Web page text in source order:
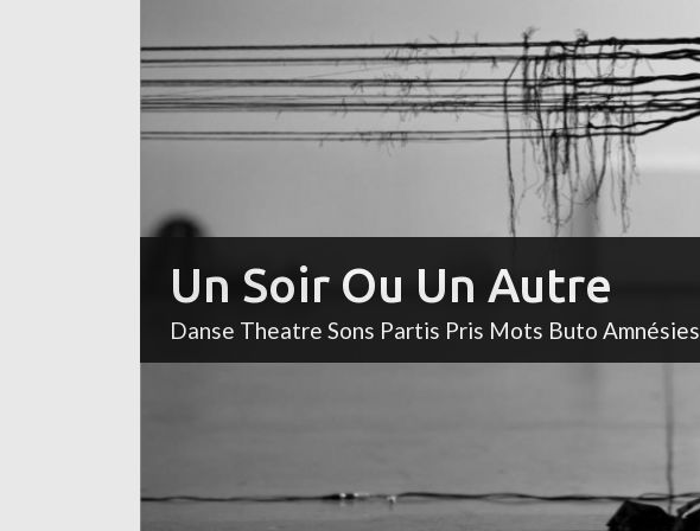
Un Soir Ou Un Autre
Danse Theatre Sons Partis Pris Mots Buto Amnésies